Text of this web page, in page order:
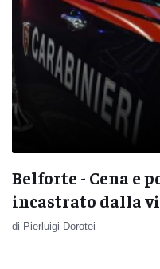
Belforte - Cena e
incastrato dalla
di Pierluigi Dorotei